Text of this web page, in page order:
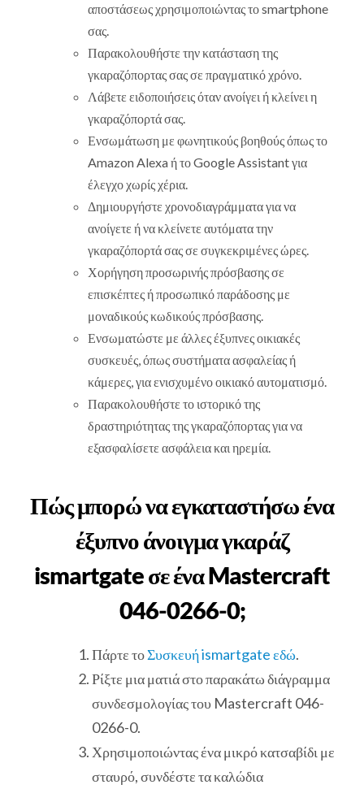
αποστάσεως χρησιμοποιώντας το smartphone
σας.
Παρακολουθήστε την κατάσταση της
γκαραζόπορτας σας σε πραγματικό χρόνο.
Λάβετε ειδοποιήσεις όταν ανοίγει ή κλείνει η
γκαραζόπορτά σας.
Ενσωμάτωση με φωνητικούς βοηθούς όπως το
Amazon Alexa ή το Google Assistant για
έλεγχο χωρίς χέρια.
Δημιουργήστε χρονοδιαγράμματα για να
ανοίγετε ή να κλείνετε αυτόματα την
γκαραζόπορτά σας σε συγκεκριμένες ώρες.
Χορήγηση προσωρινής πρόσβασης σε
επισκέπτες ή προσωπικό παράδοσης με
μοναδικούς κωδικούς πρόσβασης.
Ενσωματώστε με άλλες έξυπνες οικιακές
συσκευές, όπως συστήματα ασφαλείας ή
κάμερες, για ενισχυμένο οικιακό αυτοματισμό.
Παρακολουθήστε το ιστορικό της
δραστηριότητας της γκαραζόπορτας για να
εξασφαλίσετε ασφάλεια και ηρεμία.
Πώς μπορώ να εγκαταστήσω ένα
έξυπνο άνοιγμα γκαράζ
ismartgate σε ένα Mastercraft
046-0266-0;
Πάρτε τοΣυσκευή ismartgate εδώ.
Ρίξτε μια ματιά στο παρακάτω διάγραμμα
συνδεσμολογίας του Mastercraft 046-
0266-0.
Χρησιμοποιώντας ένα μικρό κατσαβίδι με
σταυρό, συνδέστε τα καλώδια